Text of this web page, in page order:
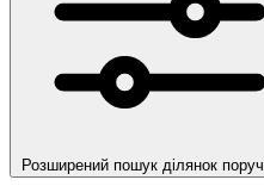
Розширений пошук ділянок поруч